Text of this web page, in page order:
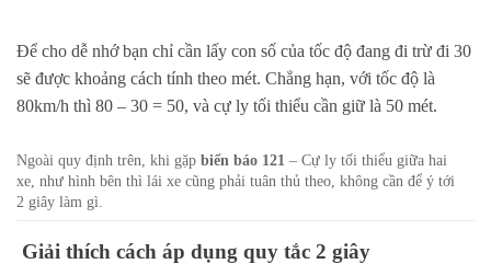
Để cho dễ nhớ bạn chỉ cần lấy con số của tốc độ đang đi trừ đi 30
sẽ được khoảng cách tính theo mét. Chẳng hạn, với tốc độ là
80km/h thì 80 – 30 = 50, và cự ly tối thiểu cần giữ là 50 mét.
Ngoài quy định trên, khi gặp biển báo 121 – Cự ly tối thiểu giữa hai
xe, như hình bên thì lái xe cũng phải tuân thủ theo, không cần để ý tới
2 giây làm gì.
Giải thích cách áp dụng quy tắc 2 giây